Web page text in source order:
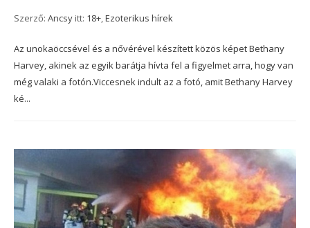
Szerző: Ancsy itt: 18+,Ezoterikus hírek
Az unokaöccsével és a nővérével készített közös képet Bethany
Harvey, akinek az egyik barátja hívta fel a figyelmet arra, hogy van
még valaki a fotón.Viccesnek indult az a fotó, amit Bethany Harvey
ké...